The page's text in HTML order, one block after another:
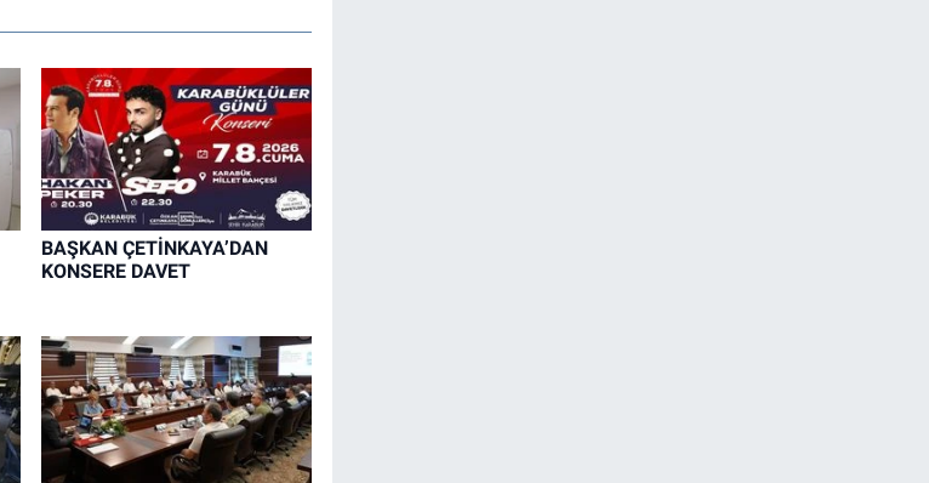
BAŞKAN ÇETİNKAYA’DAN
KONSERE DAVET